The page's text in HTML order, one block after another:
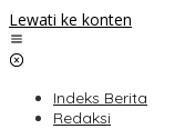
Lewati ke konten
Indeks Berita
Redaksi